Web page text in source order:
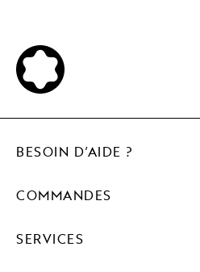
BESOIN D’AIDE ?
COMMANDES
SERVICES